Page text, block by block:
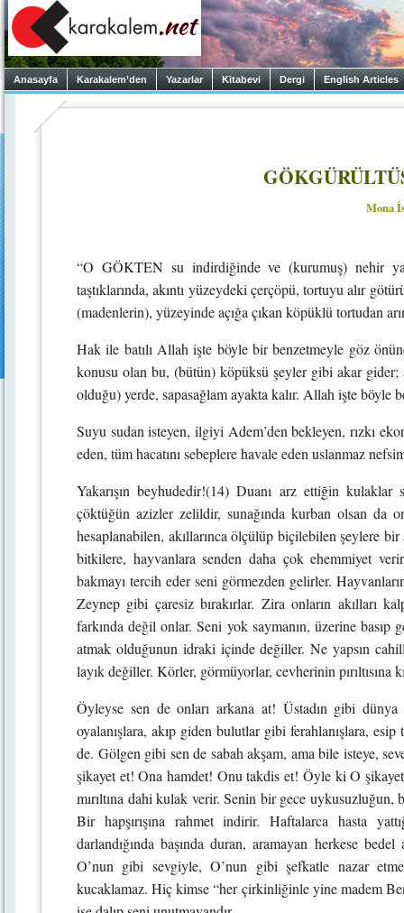
Anasayfa Karakalem’den Yazarlar Kitabevi Dergi English Articles
Mona
“O GÖKTEN su indirdiğinde ve (kurumuş) nehir
taştıklarında, akıntı yüzeydeki çerçöpü, tortuyu alır
(madenlerin), yüzeyinde açığa çıkan köpüklü tortudan
Hak ile batılı Allah işte böyle bir benzetmeyle göz
konusu olan bu, (bütün) köpüksü şeyler gibi akar gider;
olduğu) yerde, sapasağlam ayakta kalır. Allah işte böyle
Suyu sudan isteyen, ilgiyi Adem’den bekleyen, rızkı
eden, tüm hacatını sebeplere havale eden uslanmaz
Yakarışın beyhudedir!(14) Duanı arz ettiğin
çöktüğün azizler zelildir, sunağında kurban olsan da
hesaplanabilen, akıllarınca ölçülüp biçilebilen şeylere
bitkilere, hayvanlara senden daha çok ehemmiyet
bakmayı tercih eder seni görmezden gelirler.
Zeynep gibi çaresiz bırakırlar. Zira onların akılları
farkında değil onlar. Seni yok saymanın, üzerine basıp
atmak olduğunun idraki içinde değiller. Ne yapsın
layık değiller. Körler, görmüyorlar, cevherinin
Öyleyse sen de onları arkana at! Üstadın gibi
oyalanışlara, akıp giden bulutlar gibi ferahlanışlara,
de. Gölgen gibi sen de sabah akşam, ama bile isteye,
şikayet et! Ona hamdet! Onu takdis et! Öyle ki O
mırıltına dahi kulak verir. Senin bir gece
Bir hapşırışına rahmet indirir. Haftalarca hasta
darlandığında başında duran, aramayan herkese
O’nun gibi sevgiyle, O’nun gibi şefkatle nazar
kucaklamaz. Hiç kimse “her çirkinliğinle yine madem